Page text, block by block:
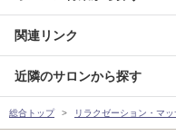
関連リンク
近隣のサロンから探す
総合トップ リラクゼーション・マ